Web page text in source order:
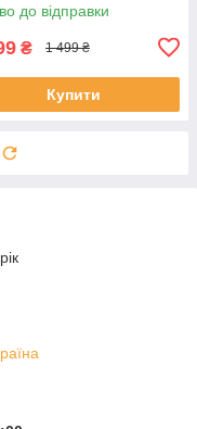
до відправки
₴ 1 499 ₴
Купити